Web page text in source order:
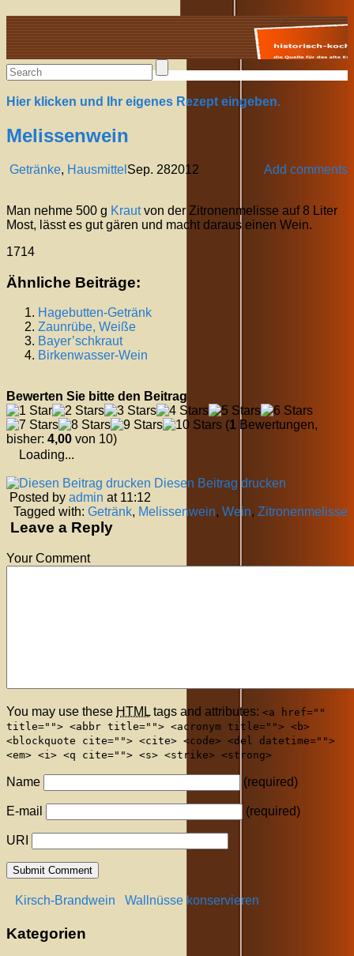
Alte Rezepte online
Hier klicken und Ihr eigenes Rezept eingeben.
Melissenwein
Getränke, Hausmittel Add comments
Sep. 282012
Man nehme 500 g Krautvon der Zitronenmelisse auf 8 Liter
Most, lässt es gut gären und macht daraus einen Wein.
1714
Ähnliche Beiträge:
Hagebutten-Getränk
Zaunrübe, Weiße
Bayer’schkraut
Birkenwasser-Wein
Bewerten Sie bitte den Beitrag
(1 Bewertungen,
bisher: 4,00 von 10)
Loading...
Diesen Beitrag drucken
Posted by admin at 11:12
Tagged with: Getränk, Melissenwein, Wein, Zitronenmelisse
Leave a Reply
Your Comment
You may use these HTML tags and attributes: <a href=""
title=""> <abbr title=""> <acronym title=""> <b>
<blockquote cite=""> <cite> <code> <del datetime="">
<em> <i> <q cite=""> <s> <strike> <strong>
Name (required)
E-mail (required)
URI
Kirsch-Brandwein Wallnüsse konservieren
Kategorien